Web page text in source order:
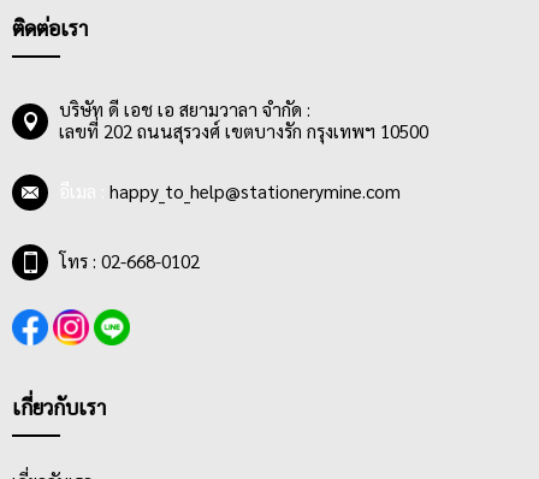
ศิลปินต้องการ
ติดต่อเรา
บริษัท ดี เอช เอ สยามวาลา จำกัด :
เลขที่ 202 ถนนสุรวงศ์ เขตบางรัก กรุงเทพฯ 10500
happy_to_help@stationerymine.com
โทร : 02-668-0102
เกี่ยวกับเรา